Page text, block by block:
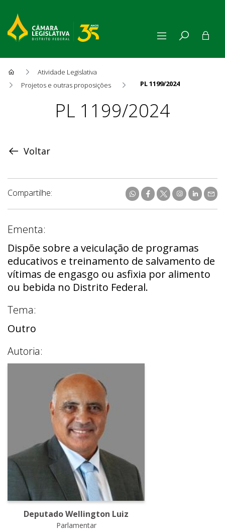
Atividade Legislativa
Projetos e outras proposições
PL 1199/2024
ProposiçãoPL 1199/2024
Voltar
Compartilhe:
Ementa:
Dispõe sobre a veiculação de programas
educativos e treinamento de salvamento de
vítimas de engasgo ou asfixia por alimento
ou bebida no Distrito Federal.
Tema:
Outro
Autoria:
Deputado Wellington Luiz
Parlamentar